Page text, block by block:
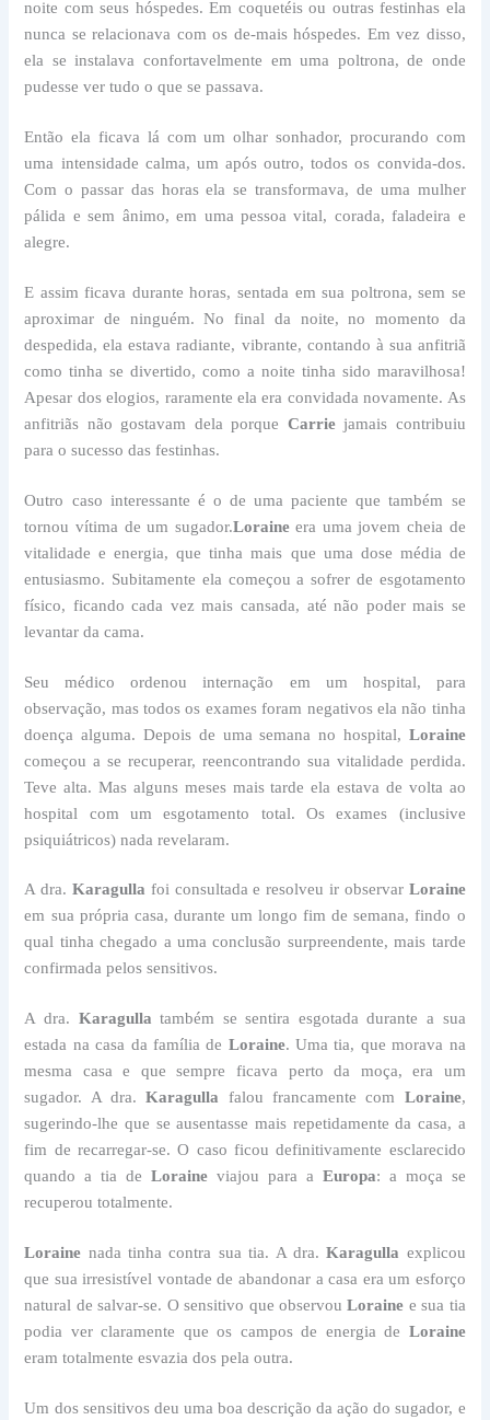
noite com seus hóspedes. Em coquetéis ou outras festinhas ela
nunca se relacionava com os de-mais hóspedes. Em vez disso,
ela se instalava confortavelmente em uma poltrona, de onde
pudesse ver tudo o que se passava.
Então ela ficava lá com um olhar sonhador, procurando com
uma intensidade calma, um após outro, todos os convida-dos.
Com o passar das horas ela se transformava, de uma mulher
pálida e sem ânimo, em uma pessoa vital, corada, faladeira e
alegre.
E assim ficava durante horas, sentada em sua poltrona, sem se
aproximar de ninguém. No final da noite, no momento da
despedida, ela estava radiante, vibrante, contando à sua anfitriã
como tinha se divertido, como a noite tinha sido maravilhosa!
Apesar dos elogios, raramente ela era convidada novamente. As
anfitriãs não gostavam dela porque Carriejamais contribuiu
para o sucesso das festinhas.
Outro caso interessante é o de uma paciente que também se
tornou vítima de um sugador.Loraineera uma jovem cheia de
vitalidade e energia, que tinha mais que uma dose média de
entusiasmo. Subitamente ela começou a sofrer de esgotamento
físico, ficando cada vez mais cansada, até não poder mais se
levantar da cama.
Seu médico ordenou internação em um hospital, para
observação, mas todos os exames foram negativos ela não tinha
doença alguma. Depois de uma semana no hospital, Loraine
começou a se recuperar, reencontrando sua vitalidade perdida.
Teve alta. Mas alguns meses mais tarde ela estava de volta ao
hospital com um esgotamento total. Os exames (inclusive
psiquiátricos) nada revelaram.
A dra.Karagulla foi consultada e resolveu ir observar Loraine
em sua própria casa, durante um longo fim de semana, findo o
qual tinha chegado a uma conclusão surpreendente, mais tarde
confirmada pelos sensitivos.
A dra. Karagulla também se sentira esgotada durante a sua
estada na casa da família de Loraine. Uma tia, que morava na
mesma casa e que sempre ficava perto da moça, era um
sugador. A dra.Karagulla falou francamente com Loraine,
sugerindo-lhe que se ausentasse mais repetidamente da casa, a
fim de recarregar-se. O caso ficou definitivamente esclarecido
quando a tia deLoraine viajou para a Europa: a moça se
recuperou totalmente.
Loraine nada tinha contra sua tia. A dra.Karagulla explicou
que sua irresistível vontade de abandonar a casa era um esforço
natural de salvar-se. O sensitivo que observouLoraine e sua tia
podia ver claramente que os campos de energia de Loraine
eram totalmente esvazia dos pela outra.
Um dos sensitivos deu uma boa descrição da ação do sugador, e